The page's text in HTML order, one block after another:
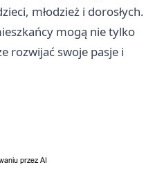
młodzież i dorosłych.
mogą nie tylko
rozwijać swoje pasje i